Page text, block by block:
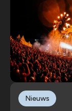
Nieuws